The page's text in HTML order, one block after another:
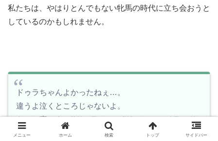
私たちは、やはりとんでもない牝馬の時代に立ち会おうと
しているのかもしれません。
ドゥラちゃんよかったねぇ…。
違うよ泣くところじゃないよ。
もっと喜べよ。#ドゥラメンテ#リバティアイランド
#オークス
pic.twitter.com/tM4kHrL2Wa
メニュー ホーム 検索 トップ サイドバー